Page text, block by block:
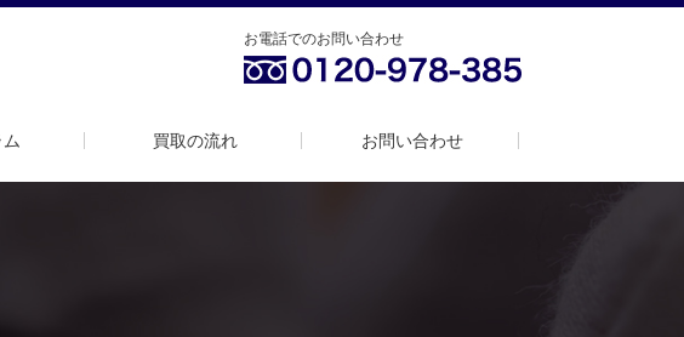
お電話でのお問い合わせ
買取の流れ お問い合わせ